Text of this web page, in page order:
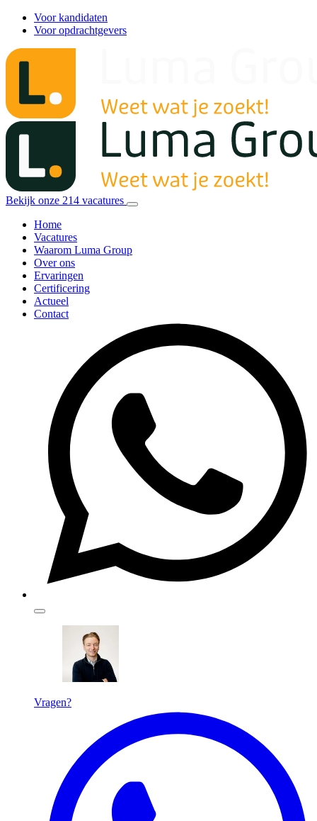
Voor kandidaten
Voor opdrachtgevers
Bekijk onze 214 vacatures
Home
Vacatures
Waarom Luma Group
Over ons
Ervaringen
Certificering
Actueel
Contact
Vragen?